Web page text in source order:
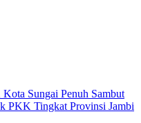
Sungai Penuh Sambut
PKK Tingkat Provinsi Jambi